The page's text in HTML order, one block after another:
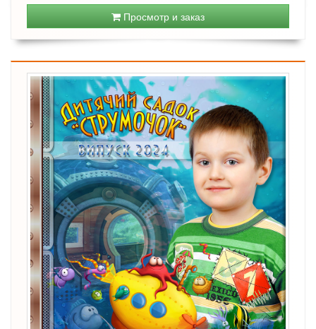
Просмотр и заказ